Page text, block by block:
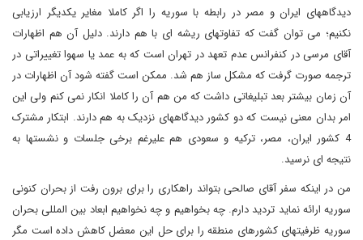
دیدگاههای ایران و مصر در رابطه با سوریه را اگر کاملا مغایر یکدیگر ارزیابی
نکنیم؛ می توان گفت که تفاوتهای ریشه ای با هم دارند. دلیل آن هم اظهارات
آقای مرسی در کنفرانس عدم تعهد در تهران است که به عمد یا سهوا تغییراتی در
ترجمه صورت گرفت که مشکل ساز هم شد. ممکن است گفته شود آن اظهارات در
آن زمان بیشتر بعد تبلیغاتی داشت که من هم آن را کاملا انکار نمی کنم ولی این
امر بدان معنی نیست که دو کشور دیدگاههای نزدیک به هم دارند. ابتکار مشترک
4 کشور ایران، مصر، ترکیه و سعودی هم علیرغم برخی جلسات و نشستها به
نتیجه ای نرسید.
من در اینکه سفر آقای صالحی بتواند راهکاری را برای برون رفت از بحران کنونی
سوریه ارائه نماید تردید دارم. چه بخواهیم و چه نخواهیم ابعاد بین المللی بحران
سوریه ظرفیتهای کشورهای منطقه را برای حل این معضل کاهش داده است مگر